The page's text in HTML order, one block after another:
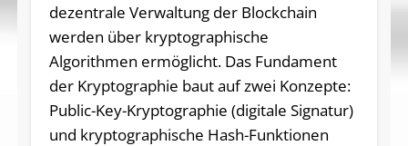
dezentrale Verwaltung der Blockchain
werden über kryptographische
Algorithmen ermöglicht. Das Fundament
der Kryptographie baut auf zwei Konzepte:
Public-Key-Kryptographie (digitale Signatur)
und kryptographische Hash-Funktionen